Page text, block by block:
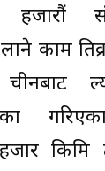
काम
गरिएका
किमि